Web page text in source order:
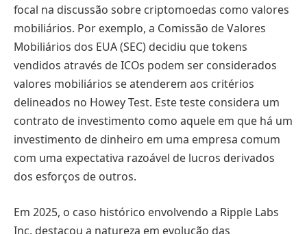
focal na discussão sobre criptomoedas como valores
mobiliários. Por exemplo, a Comissão de Valores
Mobiliários dos EUA (SEC) decidiu que tokens
vendidos através de ICOs podem ser considerados
valores mobiliários se atenderem aos critérios
delineados no Howey Test. Este teste considera um
contrato de investimento como aquele em que há um
investimento de dinheiro em uma empresa comum
com uma expectativa razoável de lucros derivados
dos esforços de outros.
Em 2025, o caso histórico envolvendo a Ripple Labs
Inc. destacou a natureza em evolução das